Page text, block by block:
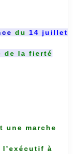
du 14 juillet
de la fierté
une marche
à